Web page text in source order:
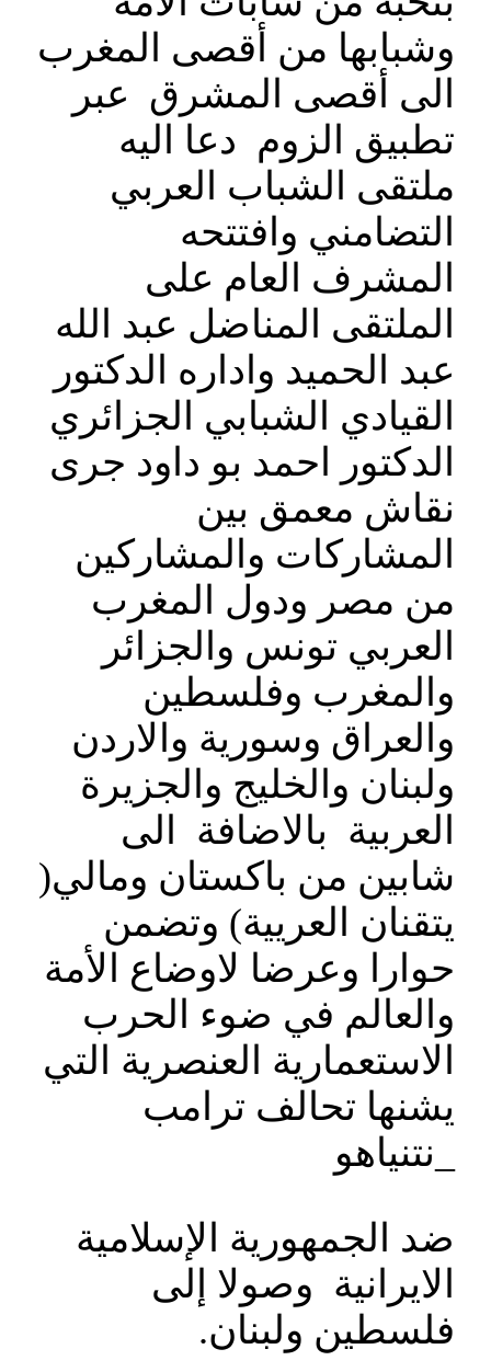
وشبابها من أقصى المغرب
الى أقصى المشرق عبر
تطبيق الزوم دعا اليه
ملتقى الشباب العربي
التضامني وافتتحه
المشرف العام على
الملتقى المناضل عبد الله
عبد الحميد واداره الدكتور
القيادي الشبابي الجزائري
الدكتور احمد بو داود جرى
نقاش معمق بين
المشاركات والمشاركين
من مصر ودول المغرب
العربي تونس والجزائر
والمغرب وفلسطين
والعراق وسورية والاردن
ولبنان والخليج والجزيرة
العربية بالاضافة الى
شابين من باكستان ومالي(
يتقنان العريية) وتضمن
حوارا وعرضا لاوضاع الأمة
والعالم في ضوء الحرب
الاستعمارية العنصرية التي
يشنها تحالف ترامب
_نتنياهو
ضد الجمهورية الإسلامية
الايرانية وصولا إلى
فلسطين ولبنان.